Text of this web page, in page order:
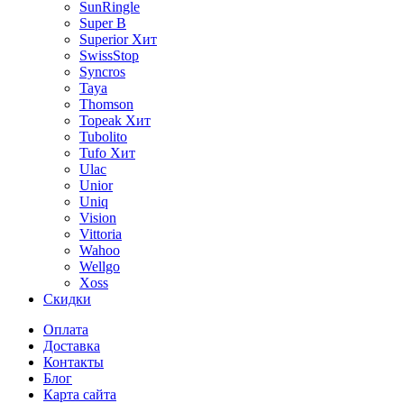
SunRingle
Super B
Superior Хит
SwissStop
Syncros
Taya
Thomson
Topeak Хит
Tubolito
Tufo Хит
Ulac
Unior
Uniq
Vision
Vittoria
Wahoo
Wellgo
Xoss
Скидки
Оплата
Доставка
Контакты
Блог
Карта сайта